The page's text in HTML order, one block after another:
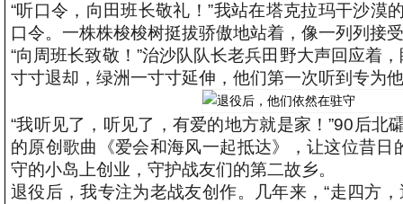
“听口令，向田班长敬礼！”我站在塔克拉玛干沙
口令。一株株梭梭树挺拔骄傲地站着，像一列列接
“向周班长致敬！”治沙队队长老兵田野大声回应着
寸寸退却，绿洲一寸寸延伸，他们第一次听到专为
“我听见了，听见了，有爱的地方就是家！”90后
的原创歌曲《爱会和海风一起抵达》，让这位昔日
守的小岛上创业，守护战友们的第二故乡。
退役后，我专注为老战友创作。几年来，“走四方